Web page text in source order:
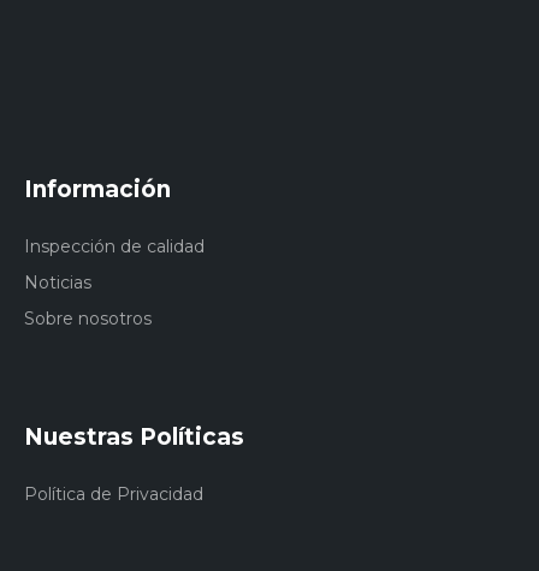
Información
Inspección de calidad
Noticias
Sobre nosotros
Nuestras Políticas
Política de Privacidad